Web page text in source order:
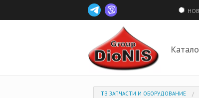
ТВ ЗАПЧАСТИ И ОБОРУДОВАНИЕ